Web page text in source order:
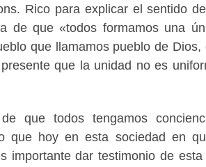
Rico para explicar el sentido
de que «todos formamos una
que llamamos pueblo de Dios,
que la unidad no es
que todos tengamos
que hoy en esta sociedad en
importante dar testimonio de